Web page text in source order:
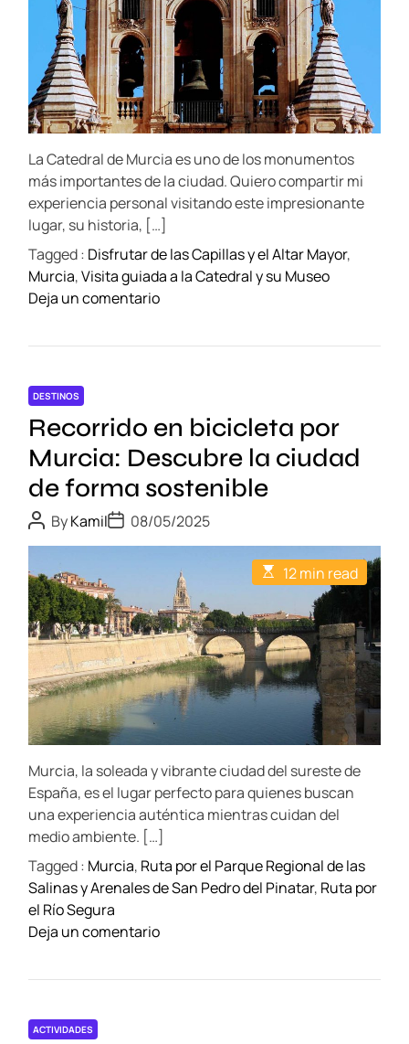
a
c
o
a
n
i
m
a
l
e
s
n
e
c
o
r
i
d
o
p
i
n
t
r
o
p
r
M
u
i
a
e m
a
d
r
e
a
d
i
m
e
La Catedral de Murcia es uno de los monumentos
más importantes de la ciudad. Quiero compartir mi
experiencia personal visitando este impresionante
lugar, su historia, […]
Tagged : Disfrutar de las Capillas y el Altar Mayor,
Murcia,Visita guiada a la Catedral y su Museo
Deja un comentarioo
V
t
a
a
C
d
r
a
l
d
r
c
i
a
:
H
s
o
DESTINOS
Recorrido en bicicleta por
Murcia: Descubre la ciudad
de forma sostenible
P
o
s
A
u
t
h
o
r
ByKamilP
o
s
a
t
e
08/05/2025
E
s
i
m
a
t
e
d
d
t
i
m
e
12 min read
Murcia, la soleada y vibrante ciudad del sureste de
España, es el lugar perfecto para quienes buscan
una experiencia auténtica mientras cuidan del
medio ambiente. […]
Tagged : Murcia, Ruta por el Parque Regional de las
Salinas y Arenales de San Pedro del Pinatar, Ruta por
el Río Segura
Deja un comentarioo
R
ACTIVIDADES